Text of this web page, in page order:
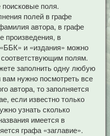
поля.
полей в графе
автора, в графе
произведения, в
и «издания» можно
полям.
заполнить одну любую
нужно посмотреть все
автора, то заполняется
если известно только
узнать сколько
имеется в
графа «заглавие».